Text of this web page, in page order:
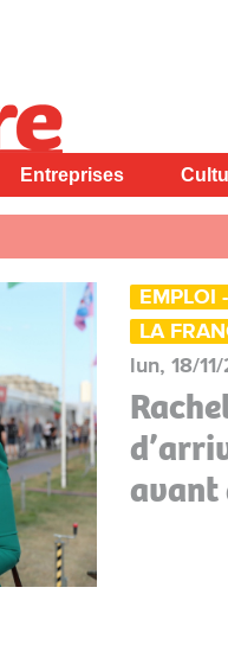
Entreprises
EMPLOI
LA
lun, 18/
avant